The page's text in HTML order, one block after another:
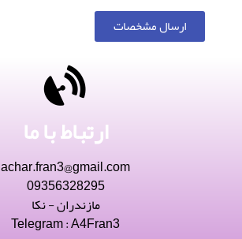
ارسال مشخصات
ارتباط با ما
achar.fran3@gmail.com
09356328295
مازندران - نکا
Telegram : A4Fran3